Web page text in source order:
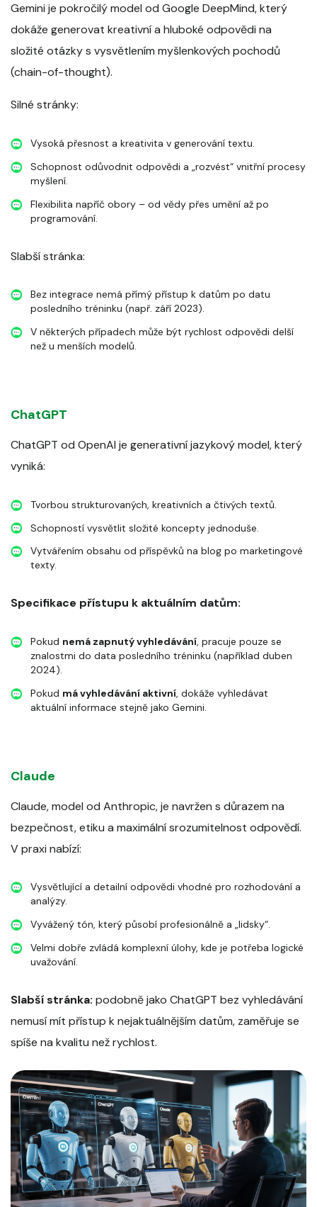
Gemini je pokročilý model od Google DeepMind, který
dokáže generovat kreativní a hluboké odpovědi na
složité otázky s vysvětlením myšlenkových pochodů
(chain-of-thought).
Silné stránky:
Vysoká přesnost a kreativita v generování textu.
Schopnost odůvodnit odpovědi a „rozvést“ vnitřní procesy
myšlení.
Flexibilita napříč obory – od vědy přes umění až po
programování.
Slabší stránka:
Bez integrace nemá přímý přístup k datům po datu
posledního tréninku (např. září 2023).
V některých případech může být rychlost odpovědi delší
než u menších modelů.
ChatGPT
ChatGPT od OpenAI je generativní jazykový model, který
vyniká:
Tvorbou strukturovaných, kreativních a čtivých textů.
Schopností vysvětlit složité koncepty jednoduše.
Vytvářením obsahu od příspěvků na blog po marketingové
texty.
Specifikace přístupu k aktuálním datům:
Pokud nemá zapnutý vyhledávání, pracuje pouze se
znalostmi do data posledního tréninku (například duben
2024).
Pokud má vyhledávání aktivní, dokáže vyhledávat
aktuální informace stejně jako Gemini.
Claude
Claude, model od Anthropic, je navržen s důrazem na
bezpečnost, etiku a maximální srozumitelnost odpovědí.
V praxi nabízí:
Vysvětlující a detailní odpovědi vhodné pro rozhodování a
analýzy.
Vyvážený tón, který působí profesionálně a „lidsky“.
Velmi dobře zvládá komplexní úlohy, kde je potřeba logické
uvažování.
Slabší stránka: podobně jako ChatGPT bez vyhledávání
nemusí mít přístup k nejaktuálnějším datům, zaměřuje se
spíše na kvalitu než rychlost.